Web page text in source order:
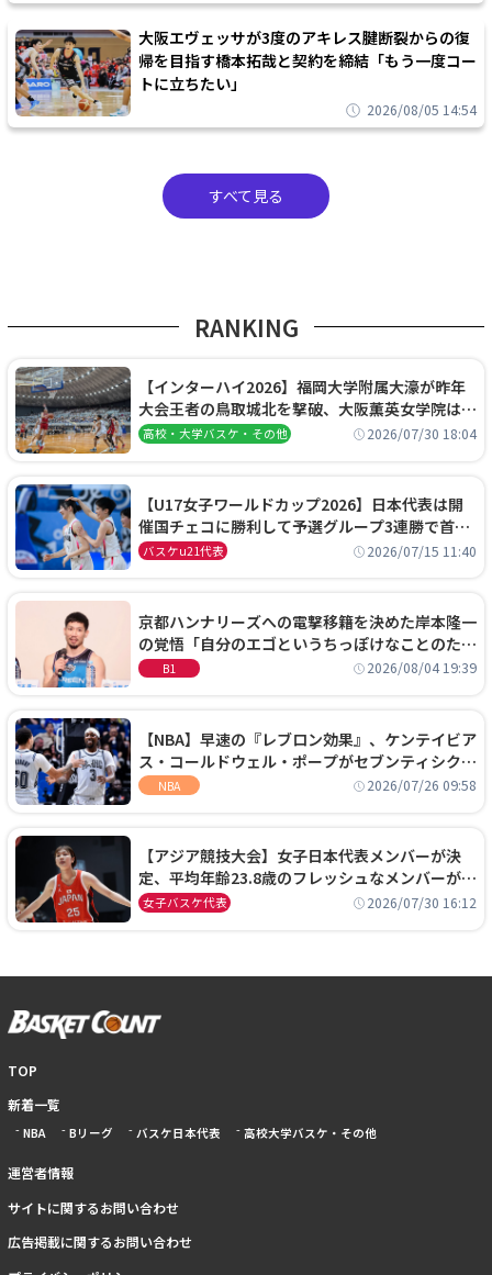
大阪エヴェッサが3度のアキレス腱断裂からの復
帰を目指す橋本拓哉と契約を締結「もう一度コー
トに立ちたい」
2026/08/05 14:54
すべて見る
RANKING
【インターハイ2026】福岡大学附属大濠が昨年
大会王者の鳥取城北を撃破、大阪薫英女学院は岐
阜女子に完勝、大会3日目試合結果
高校・大学バスケ・その他 2026/07/30 18:04
【U17女子ワールドカップ2026】日本代表は開
催国チェコに勝利して予選グループ3連勝で首位
通過！準々決勝の相手はエジプトに決定
バスケu21代表 2026/07/15 11:40
京都ハンナリーズへの電撃移籍を決めた岸本隆一
の覚悟「自分のエゴというちっぽけなことのため
に、京都に来たわけではない」
B1 2026/08/04 19:39
【NBA】早速の『レブロン効果』、ケンテイビア
ス・コールドウェル・ポープがセブンティシクサ
ーズに1年契約で加入
NBA 2026/07/26 09:58
【アジア競技大会】女子日本代表メンバーが決
定、平均年齢23.8歳のフレッシュなメンバーが日
本開催の大舞台で頂点を狙う
女子バスケ代表 2026/07/30 16:12
TOP
新着一覧
NBA Bリーグ バスケ日本代表 高校大学バスケ・その他
運営者情報
サイトに関するお問い合わせ
広告掲載に関するお問い合わせ